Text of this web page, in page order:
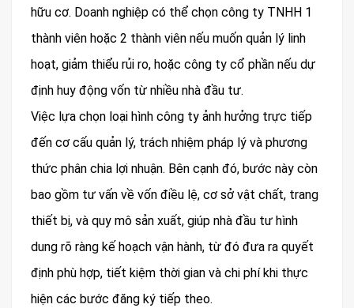
hữu cơ. Doanh nghiệp có thể chọn công ty TNHH 1
thành viên hoặc 2 thành viên nếu muốn quản lý linh
hoạt, giảm thiểu rủi ro, hoặc công ty cổ phần nếu dự
định huy động vốn từ nhiều nhà đầu tư.
Việc lựa chọn loại hình công ty ảnh hưởng trực tiếp
đến cơ cấu quản lý, trách nhiệm pháp lý và phương
thức phân chia lợi nhuận. Bên cạnh đó, bước này còn
bao gồm tư vấn về vốn điều lệ, cơ sở vật chất, trang
thiết bị, và quy mô sản xuất, giúp nhà đầu tư hình
dung rõ ràng kế hoạch vận hành, từ đó đưa ra quyết
định phù hợp, tiết kiệm thời gian và chi phí khi thực
hiện các bước đăng ký tiếp theo.